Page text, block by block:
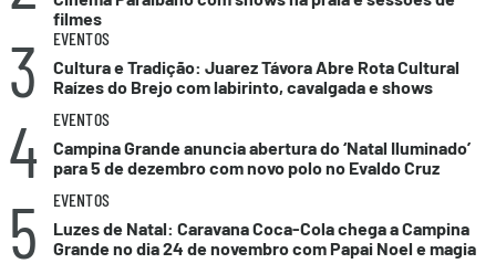
filmes
3
EVENTOS
Cultura e Tradição: Juarez Távora Abre Rota Cultural
Raízes do Brejo com labirinto, cavalgada e shows
4
EVENTOS
Campina Grande anuncia abertura do ‘Natal Iluminado’
para 5 de dezembro com novo polo no Evaldo Cruz
5
EVENTOS
Luzes de Natal: Caravana Coca-Cola chega a Campina
Grande no dia 24 de novembro com Papai Noel e magia